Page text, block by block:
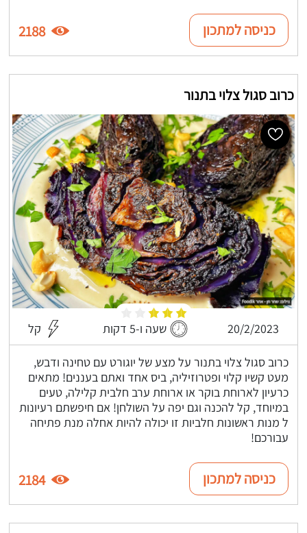
כניסה למתכון 2188
כרוב סגול צלוי בתנור
20/2/2023 שעה ו-5 דקות קל
כרוב סגול צלוי בתנור על מצע של יוגורט עם טחינה ודבש,
מעט קשיו קלוי ופטרוזיליה, ביס אחד ואתם בעננים! מתאים
כרעיון לארוחת בוקר או ארוחת ערב חלבית קלילה, טעים
במיוחד, קל להכנה וגם יפה על השולחן! אם חיפשתם רעיונות
ל מנות ראשונות חלביות זו יכולה להיות אחלה מנת פתיחה
עבורכם!
כניסה למתכון 2184